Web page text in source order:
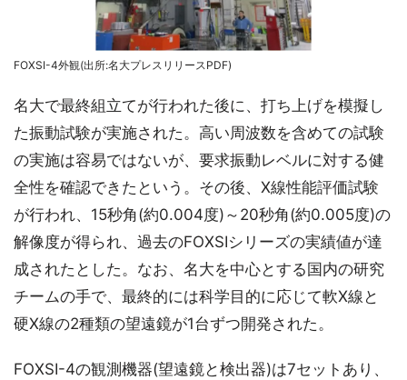
FOXSI-4外観(出所:名大プレスリリースPDF)
名大で最終組立てが行われた後に、打ち上げを模擬し
た振動試験が実施された。高い周波数を含めての試験
の実施は容易ではないが、要求振動レベルに対する健
全性を確認できたという。その後、X線性能評価試験
が行われ、15秒角(約0.004度)～20秒角(約0.005度)の
解像度が得られ、過去のFOXSIシリーズの実績値が達
成されたとした。なお、名大を中心とする国内の研究
チームの手で、最終的には科学目的に応じて軟X線と
硬X線の2種類の望遠鏡が1台ずつ開発された。
FOXSI-4の観測機器(望遠鏡と検出器)は7セットあり、